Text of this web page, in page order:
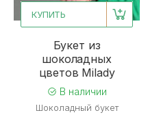
КУПИТЬ
Букет из
шоколадных
цветов Milady
В наличии
Шоколадный букет